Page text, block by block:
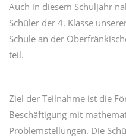
Auch in diesem Schuljahr
Schüler der 4. Klasse
Schule an der
teil.
Ziel der Teilnahme ist die
Beschäftigung mit
Problemstellungen. Die